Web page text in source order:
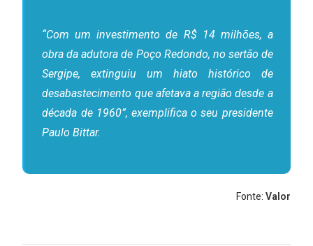
“Com um investimento de R$ 14 milhões, a
obra da adutora de Poço Redondo, no sertão de
Sergipe, extinguiu um hiato histórico de
desabastecimento que afetava a região desde a
década de 1960”, exemplifica o seu presidente
Paulo Bittar.
Fonte: Valor